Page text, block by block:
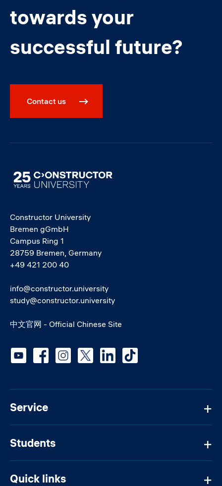
towards your
successful future?
Contact us
Image
Constructor University
Bremen gGmbH
Campus Ring 1
28759 Bremen, Germany
+49 421 200 40
info@constructor.university
study@constructor.university
中文官网 - Official Chinese Site
Service
Students
Quick links
Social media